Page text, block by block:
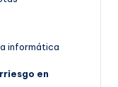
informática
en